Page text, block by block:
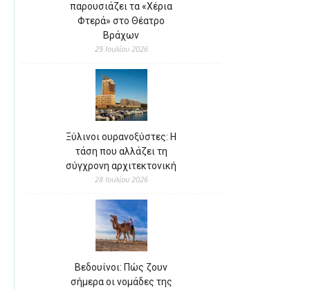
παρουσιάζει τα «Χέρια
Φτερά» στο Θέατρο
Βράχων
29 Ιουλίου 2026
Ξύλινοι ουρανοξύστες: Η
τάση που αλλάζει τη
σύγχρονη αρχιτεκτονική
28 Ιουλίου 2026
Βεδουίνοι: Πώς ζουν
σήμερα οι νομάδες της